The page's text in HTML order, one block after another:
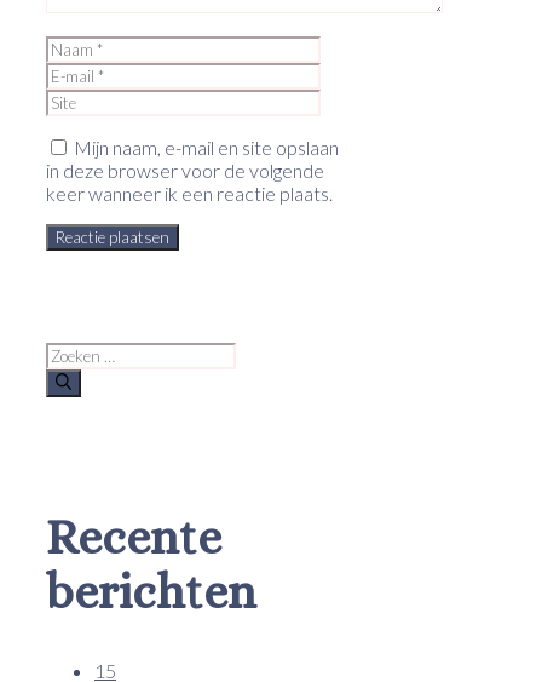
Naam
mail
Mijn naam, e-mail en site opslaan
in deze browser voor de volgende
keer wanneer ik een reactie plaats.
Zoek
naar:
Recente
berichten
15